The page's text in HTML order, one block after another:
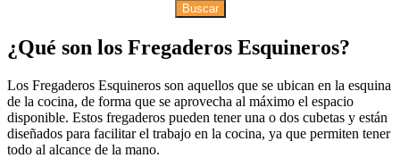
Buscar
¿Qué son los Fregaderos Esquineros?
Los Fregaderos Esquineros son aquellos que se ubican en la esquina
de la cocina, de forma que se aprovecha al máximo el espacio
disponible. Estos fregaderos pueden tener una o dos cubetas y están
diseñados para facilitar el trabajo en la cocina, ya que permiten tener
todo al alcance de la mano.